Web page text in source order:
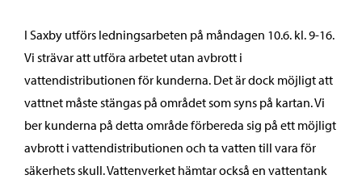
I Saxby utförs ledningsarbeten på måndagen 10.6. kl. 9-16.
Vi strävar att utföra arbetet utan avbrott i
vattendistributionen för kunderna. Det är dock möjligt att
vattnet måste stängas på området som syns på kartan. Vi
ber kunderna på detta område förbereda sig på ett möjligt
avbrott i vattendistributionen och ta vatten till vara för
säkerhets skull. Vattenverket hämtar också en vattentank